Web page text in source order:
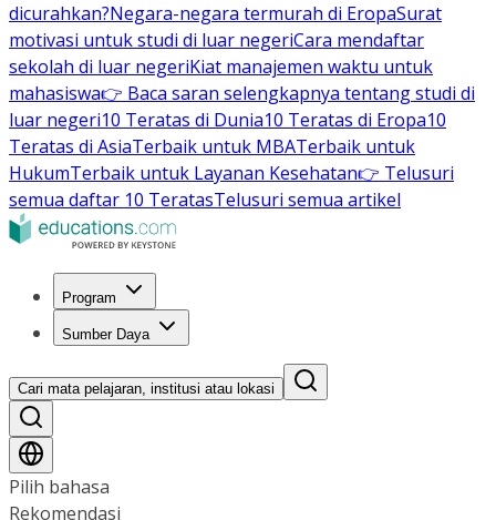
dicurahkan?Negara-negara termurah di EropaSurat
motivasi untuk studi di luar negeriCara mendaftar
sekolah di luar negeriKiat manajemen waktu untuk
mahasiswa👉 Baca saran selengkapnya tentang studi di
luar negeri10 Teratas di Dunia10 Teratas di Eropa10
Teratas di AsiaTerbaik untuk MBATerbaik untuk
HukumTerbaik untuk Layanan Kesehatan👉 Telusuri
semua daftar 10 TeratasTelusuri semua artikel
Program
Sumber Daya
Cari mata pelajaran, institusi atau lokasi
Pilih bahasa
Rekomendasi